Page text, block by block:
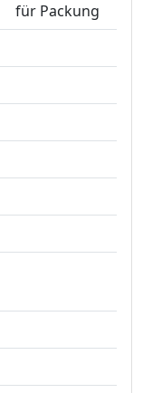
für Packung